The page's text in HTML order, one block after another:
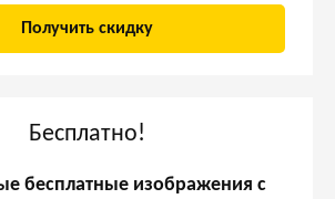
Получить скидку
Бесплатно!
бесплатные изображения с